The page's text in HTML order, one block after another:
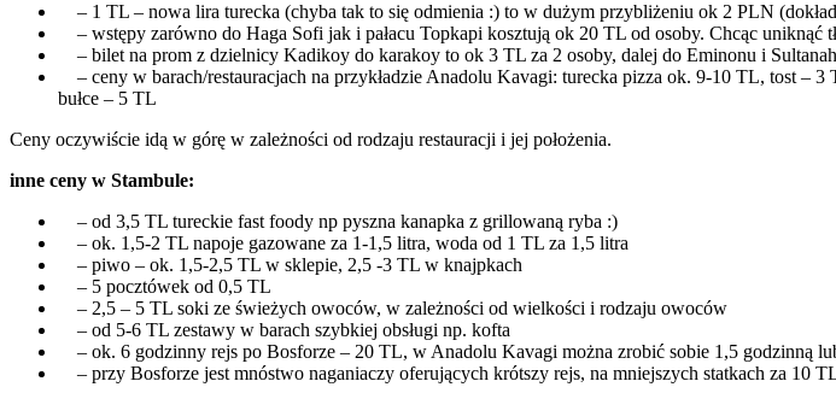
– 1 TL – nowa lira turecka (chyba tak to się odmienia :) to w dużym przybliżeniu ok 2 PLN
– wstępy zarówno do Haga Sofi jak i pałacu Topkapi kosztują ok 20 TL od osoby. Chcąc uniknąć
– bilet na prom z dzielnicy Kadikoy do karakoy to ok 3 TL za 2 osoby, dalej do Eminonu i
– ceny w barach/restauracjach na przykładzie Anadolu Kavagi: turecka pizza ok. 9-10 TL, tost
bułce – 5 TL
Ceny oczywiście idą w górę w zależności od rodzaju restauracji i jej położenia.
inne ceny w Stambule:
– od 3,5 TL tureckie fast foody np pyszna kanapka z grillowaną ryba :)
– ok. 1,5-2 TL napoje gazowane za 1-1,5 litra, woda od 1 TL za 1,5 litra
– piwo – ok. 1,5-2,5 TL w sklepie, 2,5 -3 TL w knajpkach
– 5 pocztówek od 0,5 TL
– 2,5 – 5 TL soki ze świeżych owoców, w zależności od wielkości i rodzaju owoców
– od 5-6 TL zestawy w barach szybkiej obsługi np. kofta
– ok. 6 godzinny rejs po Bosforze – 20 TL, w Anadolu Kavagi można zrobić sobie 1,5 godzinną
– przy Bosforze jest mnóstwo naganiaczy oferujących krótszy rejs, na mniejszych statkach za 10